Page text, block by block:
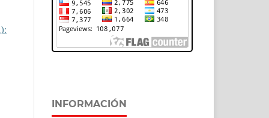
INFORMACIÓN